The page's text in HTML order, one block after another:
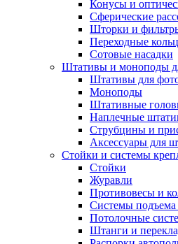
Конусы и
Сферические
Шторки и
Переходные
Сотовые насадки
Штативы и моноподы
Штативы для
Моноподы
Штативные
Наплечные
Струбцины и
Аксессуары для
Стойки и системы
Стойки
Журавли
Противовесы и
Системы подъема
Потолочные
Штанги и